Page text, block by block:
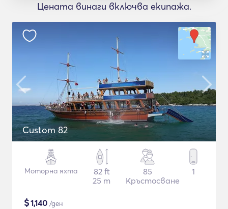
Цената винаги включва екипажа.
Custom 82
Моторна яхта
82 ft
25 m
85
Кръстосване
1
$1,140 /ден